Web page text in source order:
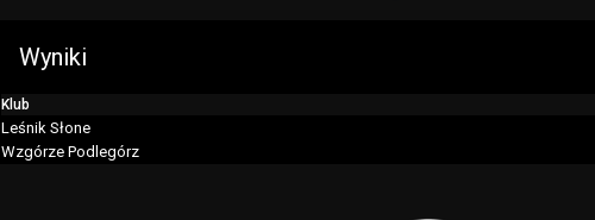
Wyniki
Klub
Leśnik Słone
Wzgórze Podlegórz